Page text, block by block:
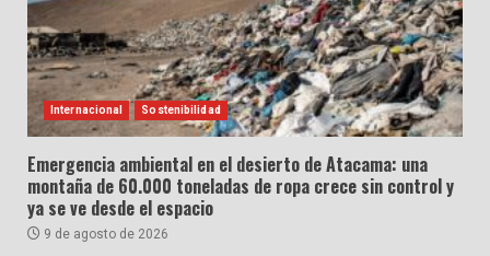
Internacional Sostenibilidad
Emergencia ambiental en el desierto de Atacama: una
montaña de 60.000 toneladas de ropa crece sin control y
ya se ve desde el espacio
9 de agosto de 2026